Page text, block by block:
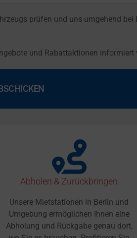
prüfen und uns umgehend
und Rabattaktionen informiert
Abholen & Zurückbringen
Unsere Mietstationen in Berlin und
Umgebung ermöglichen Ihnen eine
Abholung und Rückgabe genau dort,